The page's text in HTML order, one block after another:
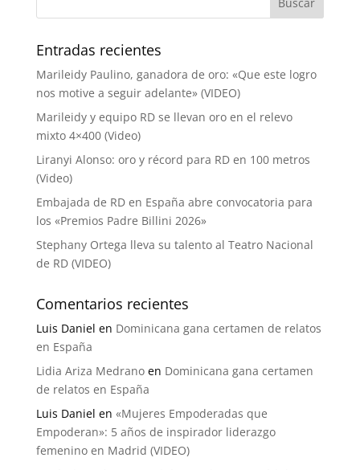
Entradas recientes
Marileidy Paulino, ganadora de oro: «Que este logro
nos motive a seguir adelante» (VIDEO)
Marileidy y equipo RD se llevan oro en el relevo
mixto 4×400 (Video)
Liranyi Alonso: oro y récord para RD en 100 metros
(Video)
Embajada de RD en España abre convocatoria para
los «Premios Padre Billini 2026»
Stephany Ortega lleva su talento al Teatro Nacional
de RD (VIDEO)
Comentarios recientes
Luis Daniel en Dominicana gana certamen de relatos
en España
Lidia Ariza Medranoen Dominicana gana certamen
de relatos en España
Luis Daniel en «Mujeres Empoderadas que
Empoderan»: 5 años de inspirador liderazgo
femenino en Madrid (VIDEO)